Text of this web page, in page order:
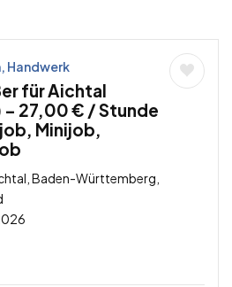
Handwerk
für Aichtal
27,00 € / Stunde
Minijob,
Baden-Württemberg,